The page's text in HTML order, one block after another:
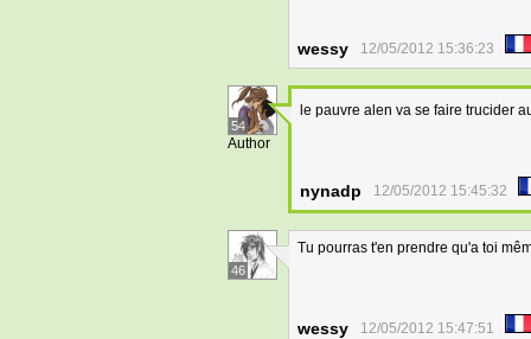
wessy 12/05/2012 15:36:23
54
Author
le pauvre alen va se faire trucider
nynadp 12/05/2012 15:45:32
46
Tu pourras t'en prendre qu'a toi
wessy 12/05/2012 15:47:51